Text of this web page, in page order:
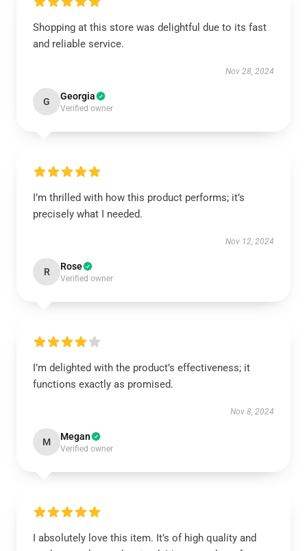
Shopping at this store was delightful due to its fast
and reliable service.
Nov 28, 2024
G Georgia
Verified owner
I’m thrilled with how this product performs; it’s
precisely what I needed.
Nov 12, 2024
R Rose
Verified owner
I’m delighted with the product’s effectiveness; it
functions exactly as promised.
Nov 8, 2024
M Megan
Verified owner
I absolutely love this item. It’s of high quality and